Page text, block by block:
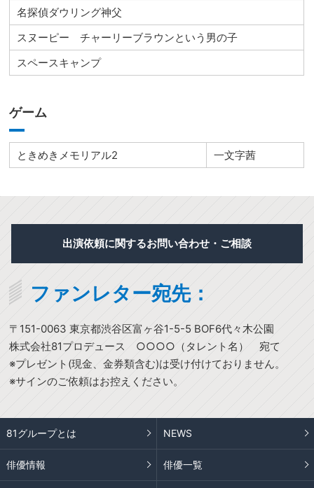
名探偵ダウリング神父
スヌーピー チャーリーブラウンという男の子
スペースキャンプ
ゲーム
ときめきメモリアル2 一文字茜
出演依頼に関するお問い合わせ・ご相談
ファンレター宛先：
〒151-0063 東京都渋谷区富ヶ谷1-5-5 BOF6代々木公園
株式会社81プロデュース ○○○○（タレント名） 宛て
※プレゼント(現金、金券類含む)は受け付けておりません。
※サインのご依頼はお控えください。
81グループとは NEWS
俳優情報 俳優一覧